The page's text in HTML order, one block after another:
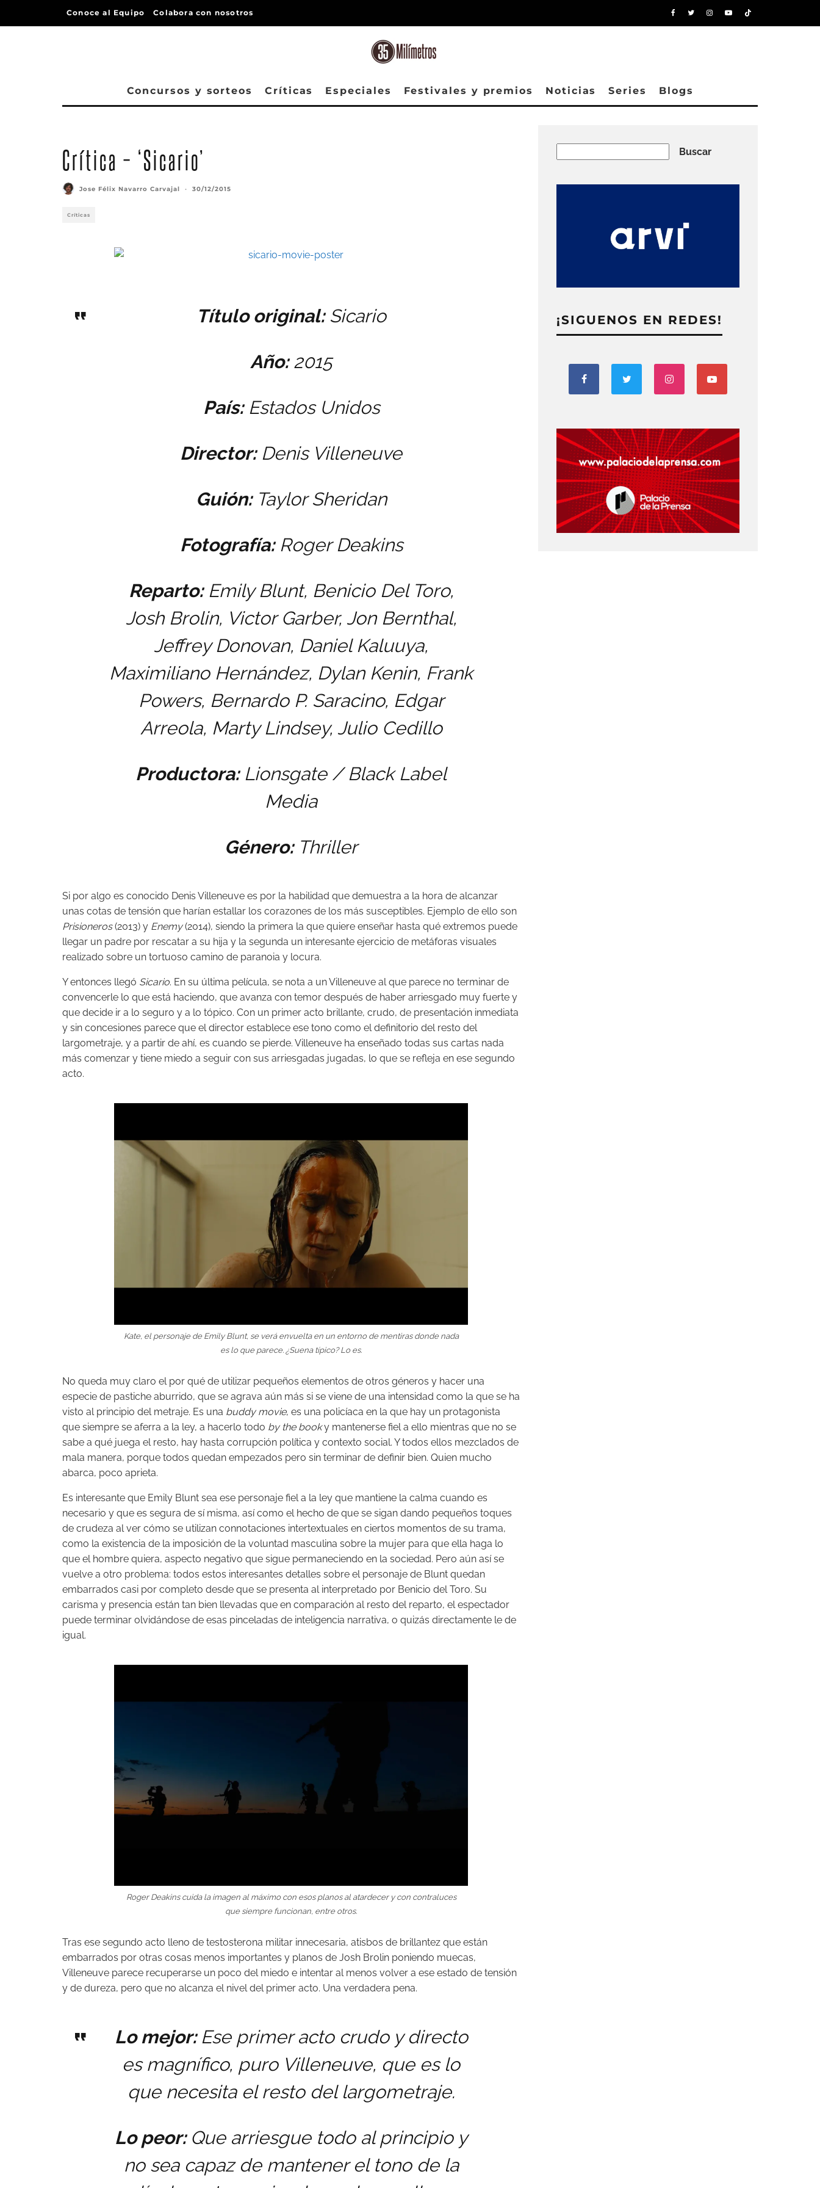
Conoce al Equipo Colabora con nosotros
Concursos y sorteos Críticas Especiales Festivales y premios Noticias Series Blogs
Crítica – ‘Sicario’
Jose Félix Navarro Carvajal · 30/12/2015
Críticas
Título original:Sicario
Año:2015
País:Estados Unidos
Director:Denis Villeneuve
Guión:Taylor Sheridan
Fotografía:Roger Deakins
Reparto:Emily Blunt, Benicio Del Toro,
Josh Brolin, Victor Garber, Jon Bernthal,
Jeffrey Donovan, Daniel Kaluuya,
Maximiliano Hernández, Dylan Kenin, Frank
Powers, Bernardo P. Saracino, Edgar
Arreola, Marty Lindsey, Julio Cedillo
Productora:Lionsgate / Black Label
Media
Género:Thriller
Si por algo es conocido Denis Villeneuve es por la habilidad que demuestra a la hora de alcanzar
unas cotas de tensión que harían estallar los corazones de los más susceptibles. Ejemplo de ello son
Prisioneros(2013) y Enemy(2014), siendo la primera la que quiere enseñar hasta qué extremos puede
llegar un padre por rescatar a su hija y la segunda un interesante ejercicio de metáforas visuales
realizado sobre un tortuoso camino de paranoia y locura.
Y entonces llegó Sicario. En su última película, se nota a un Villeneuve al que parece no terminar de
convencerle lo que está haciendo, que avanza con temor después de haber arriesgado muy fuerte y
que decide ir a lo seguro y a lo tópico. Con un primer acto brillante, crudo, de presentación inmediata
y sin concesiones parece que el director establece ese tono como el definitorio del resto del
largometraje, y a partir de ahí, es cuando se pierde. Villeneuve ha enseñado todas sus cartas nada
más comenzar y tiene miedo a seguir con sus arriesgadas jugadas, lo que se refleja en ese segundo
acto.
Kate, el personaje de Emily Blunt, se verá envuelta en un entorno de mentiras donde nada
es lo que parece. ¿Suena típico? Lo es.
No queda muy claro el por qué de utilizar pequeños elementos de otros géneros y hacer una
especie de pastiche aburrido, que se agrava aún más si se viene de una intensidad como la que se ha
visto al principio del metraje. Es una buddy movie, es una policíaca en la que hay un protagonista
que siempre se aferra a la ley, a hacerlo todo by the booky mantenerse fiel a ello mientras que no se
sabe a qué juega el resto, hay hasta corrupción política y contexto social. Y todos ellos mezclados de
mala manera, porque todos quedan empezados pero sin terminar de definir bien. Quien mucho
abarca, poco aprieta.
Es interesante que Emily Blunt sea ese personaje fiel a la ley que mantiene la calma cuando es
necesario y que es segura de sí misma, así como el hecho de que se sigan dando pequeños toques
de crudeza al ver cómo se utilizan connotaciones intertextuales en ciertos momentos de su trama,
como la existencia de la imposición de la voluntad masculina sobre la mujer para que ella haga lo
que el hombre quiera, aspecto negativo que sigue permaneciendo en la sociedad. Pero aún así se
vuelve a otro problema: todos estos interesantes detalles sobre el personaje de Blunt quedan
embarrados casi por completo desde que se presenta al interpretado por Benicio del Toro. Su
carisma y presencia están tan bien llevadas que en comparación al resto del reparto, el espectador
puede terminar olvidándose de esas pinceladas de inteligencia narrativa, o quizás directamente le de
igual.
Roger Deakins cuida la imagen al máximo con esos planos al atardecer y con contraluces
que siempre funcionan, entre otros.
Tras ese segundo acto lleno de testosterona militar innecesaria, atisbos de brillantez que están
embarrados por otras cosas menos importantes y planos de Josh Brolin poniendo muecas,
Villeneuve parece recuperarse un poco del miedo e intentar al menos volver a ese estado de tensión
y de dureza, pero que no alcanza el nivel del primer acto. Una verdadera pena.
Lo mejor: Ese primer acto crudo y directo
es magnífico, puro Villeneuve, que es lo
que necesita el resto del largometraje.
Lo peor: Que arriesgue todo al principio y
no sea capaz de mantener el tono de la
Buscar
¡SIGUENOS EN REDES!